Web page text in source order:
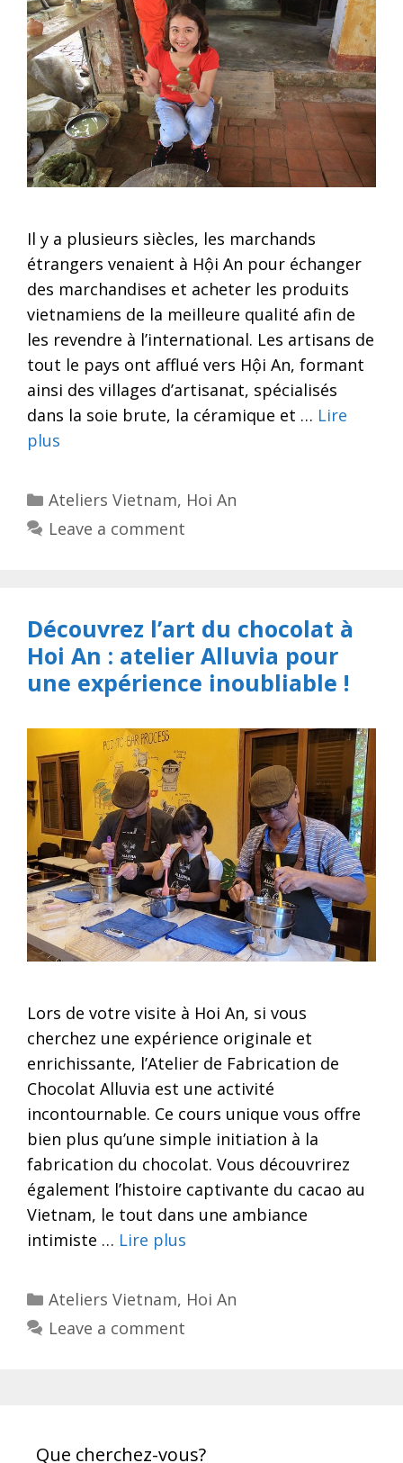
Il y a plusieurs siècles, les marchands
étrangers venaient à Hội An pour échanger
des marchandises et acheter les produits
vietnamiens de la meilleure qualité afin de
les revendre à l’international. Les artisans de
tout le pays ont afflué vers Hội An, formant
ainsi des villages d’artisanat, spécialisés
dans la soie brute, la céramique et … Lire
plus
Categories
Ateliers Vietnam, Hoi An
Leave a comment
Découvrez l’art du chocolat à
Hoi An : atelier Alluvia pour
une expérience inoubliable !
Lors de votre visite à Hoi An, si vous
cherchez une expérience originale et
enrichissante, l’Atelier de Fabrication de
Chocolat Alluvia est une activité
incontournable. Ce cours unique vous offre
bien plus qu’une simple initiation à la
fabrication du chocolat. Vous découvrirez
également l’histoire captivante du cacao au
Vietnam, le tout dans une ambiance
intimiste … Lire plus
Categories
Ateliers Vietnam, Hoi An
Leave a comment
Que cherchez-vous?